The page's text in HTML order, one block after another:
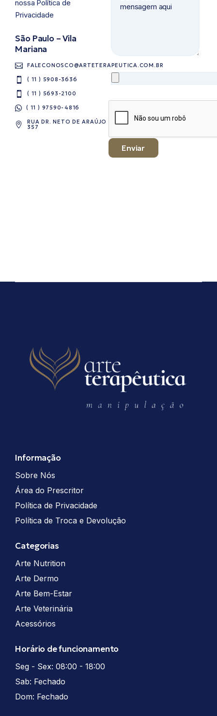
nossa Política de
Privacidade ​
São Paulo – Vila
Mariana
FALECONOSCO@ARTETERAPEUTICA.COM.BR
( 11 ) 5908-3636
( 11 ) 5693-2100
( 11 ) 97590-4816​
RUA DR. NETO DE ARAÚJO
357
Enviar
Informação
Sobre Nós
Área do Prescritor
Política de Privacidade
Política de Troca e Devolução
Categorias
Arte Nutrition
Arte Dermo
Arte Bem-Estar
Arte Veterinária
Acessórios
Horário de funcionamento
Seg - Sex: 08:00 - 18:00
Sab: Fechado
Dom: Fechado